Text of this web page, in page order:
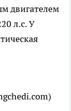
двигателем
л.с. У